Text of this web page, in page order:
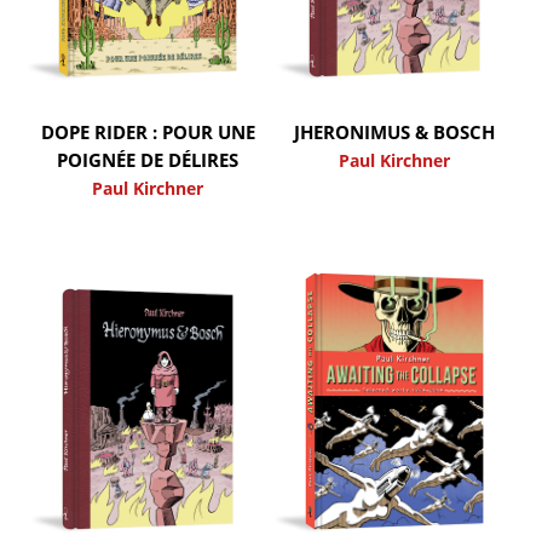
DOPE RIDER : POUR UNE
POIGNÉE DE DÉLIRES
Paul Kirchner
JHERONIMUS & BOSCH
Paul Kirchner